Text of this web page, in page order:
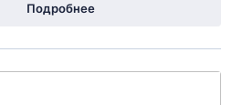
Подробнее